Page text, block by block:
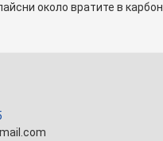
около вратите в карбон